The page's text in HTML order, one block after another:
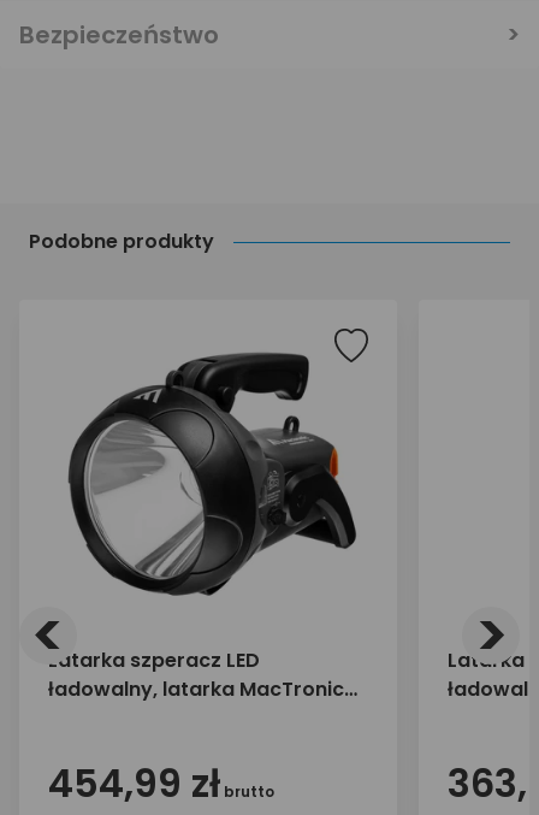
Podobne produkty
Latarka szperacz LED
ładowalny, latarka MacTronic
454,99 zł brutto
Latarka
< >
Bezpieczeństwo